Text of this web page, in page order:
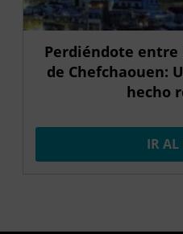
Perdiéndote entre
de Chefchaouen:
hecho
IR AL